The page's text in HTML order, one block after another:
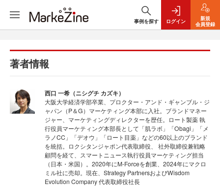
事例を探す ログイン
新規
会員登録
著者情報
西口 一希（ニシグチ カズキ）
大阪大学経済学部卒業、プロクター・アンド・ギャンブル・ジ
ャパン（P＆G）マーケティング本部に入社。ブランドマネー
ジャー、マーケティングディレクターを歴任。ロート製薬 執
行役員マーケティング本部長として「肌ラボ」「Obagi」「メ
ラノCC」「デオウ」「ロート目薬」などの60以上のブランド
を統括。ロクシタンジャポン代表取締役、 社外取締役兼戦略
顧問を経て、スマートニュース執行役員マーケティング担当
（日本・米国）。2020年にM-Forceを創業、2024年にマクロ
ミル社に売却。現在、Strategy PartnersおよびWisdom
Evolution Company 代表取締役社長